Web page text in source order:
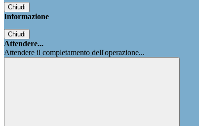
Chiudi
Informazione
Chiudi
Attendere...
Attendere il completamento dell'operazione...